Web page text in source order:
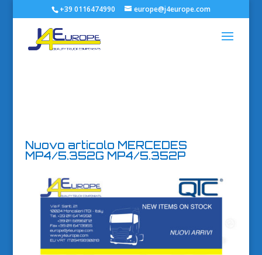
+39 0116474990 europe@j4europe.com
Nuovo articolo MERCEDES
MP4/5.352G MP4/5.352P